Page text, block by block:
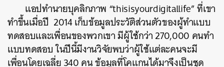
แอปทำนายบุคลิกภาพ “thisisyourdigitallife” ที่เขา
ทำขึ้นเมื่อปี 2014 เก็บข้อมูลประวัติส่วนตัวของผู้ทำแบบ
ทดสอบและเพื่อนของพวกเขา มีผู้ใช้กว่า 270,000 คนทำ
แบบทดสอบ ในปีนี้มีงานวิจัยพบว่าผู้ใช้แต่ละคนจะมี
เพื่อนโดยเฉลี่ย 340 คน ข้อมูลที่โคแกนได้มาจึงเป็นชุด